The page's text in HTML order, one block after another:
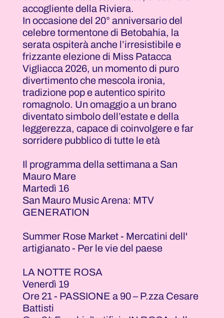
accogliente della Riviera.
In occasione del 20° anniversario del
celebre tormentone di Betobahia, la
serata ospiterà anche l’irresistibile e
frizzante elezione di Miss Patacca
Vigliacca 2026, un momento di puro
divertimento che mescola ironia,
tradizione pop e autentico spirito
romagnolo. Un omaggio a un brano
diventato simbolo dell’estate e della
leggerezza, capace di coinvolgere e far
sorridere pubblico di tutte le età
Il programma della settimana a San
Mauro Mare
Martedì 16
San Mauro Music Arena: MTV
GENERATION
Summer Rose Market - Mercatini dell'
artigianato - Per le vie del paese
LA NOTTE ROSA
Venerdì 19
Ore 21 - PASSIONE a 90 – P.zza Cesare
Battisti